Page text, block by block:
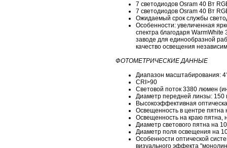
7 светодиодов Osram 40 Вт
7 светодиодов Osram 40 Вт
Ожидаемый срок службы
Особенности: увеличенная
спектра благодаря
заводе для единообразной
качество освещения
ФОТОМЕТРИЧЕСКИЕ ДАННЫЕ
Диапазон масштабирования:
CRI>90
Световой поток 3380 люмен
Диаметр передней линзы: 150
Высокоэффективная
Освещенность в центре пятна
Освещенность на краю пятна,
Диаметр светового пятна на
Диаметр поля освещения на
Особенности оптической
визуального эффекта